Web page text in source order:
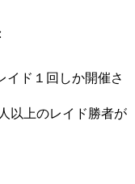
イド１回しか開催さ
以上のレイド勝者が